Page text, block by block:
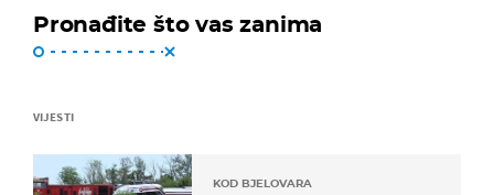
Pronađite što vas zanima
VIJESTI
KOD BJELOVARA